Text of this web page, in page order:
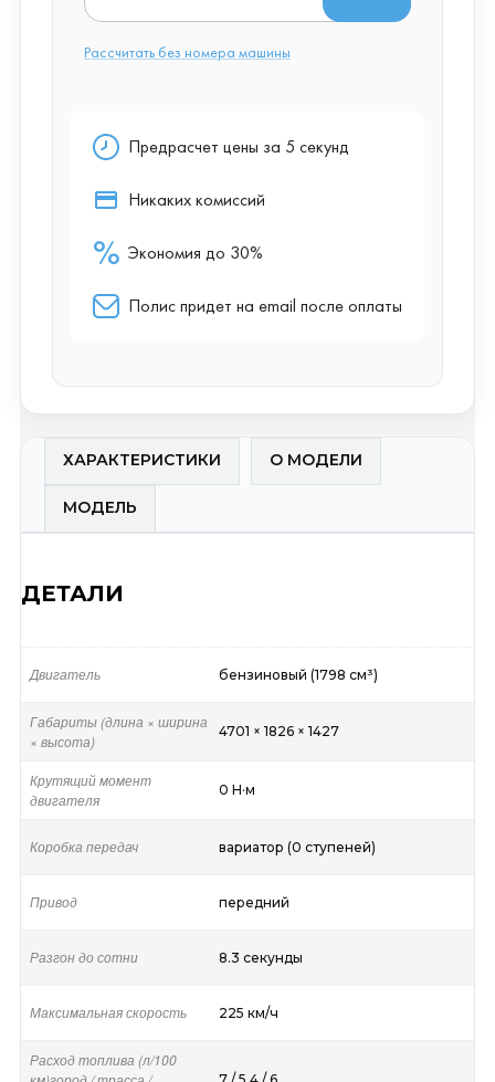
ХАРАКТЕРИСТИКИ О МОДЕЛИ
МОДЕЛЬ
ДЕТАЛИ
Двигатель бензиновый (1798 см³)
Габариты (длина × ширина
× высота)
4701 × 1826 × 1427
Крутящий момент
двигателя
0 Н·м
Коробка передач вариатор (0 ступеней)
Привод передний
Разгон до сотни 8.3 секунды
Максимальная скорость 225 км/ч
Расход топлива (л/100